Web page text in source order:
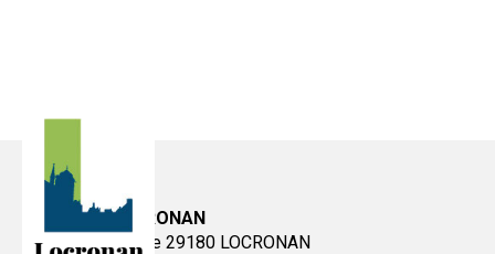
MAIRIE DE LOCRONAN
Place de la Mairie 29180 LOCRONAN